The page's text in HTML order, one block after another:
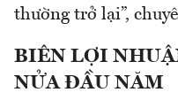
thường trở lại”,
BIÊN LỢI
NỬA ĐẦU NĂM